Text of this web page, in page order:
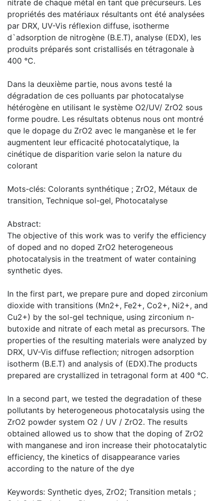
nitrate de chaque métal en tant que précurseurs. Les
propriétés des matériaux résultants ont été analysées
par DRX, UV-Vis réflexion diffuse, isotherme
d`adsorption de nitrogène (B.E.T), analyse (EDX), les
produits préparés sont cristallisés en tétragonale à
400 °C.
Dans la deuxième partie, nous avons testé la
dégradation de ces polluants par photocatalyse
hétérogène en utilisant le système O2/UV/ ZrO2 sous
forme poudre. Les résultats obtenus nous ont montré
que le dopage du ZrO2 avec le manganèse et le fer
augmentent leur efficacité photocatalytique, la
cinétique de disparition varie selon la nature du
colorant
Mots-clés: Colorants synthétique ; ZrO2, Métaux de
transition, Technique sol-gel, Photocatalyse
Abstract:
The objective of this work was to verify the efficiency
of doped and no doped ZrO2 heterogeneous
photocatalysis in the treatment of water containing
synthetic dyes.
In the first part, we prepare pure and doped zirconium
dioxide with transitions (Mn2+, Fe2+, Co2+, Ni2+, and
Cu2+) by the sol-gel technique, using zirconium n-
butoxide and nitrate of each metal as precursors. The
properties of the resulting materials were analyzed by
DRX, UV-Vis diffuse reflection; nitrogen adsorption
isotherm (B.E.T) and analysis of (EDX).The products
prepared are crystallized in tetragonal form at 400 °C.
In a second part, we tested the degradation of these
pollutants by heterogeneous photocatalysis using the
ZrO2 powder system O2 / UV / ZrO2. The results
obtained allowed us to show that the doping of ZrO2
with manganese and iron increase their photocatalytic
efficiency, the kinetics of disappearance varies
according to the nature of the dye
Keywords: Synthetic dyes, ZrO2; Transition metals ;